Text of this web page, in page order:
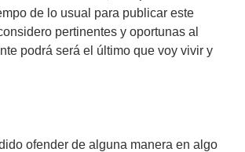
de lo usual para publicar este
pertinentes y oportunas al
podrá será el último que voy vivir y
ofender de alguna manera en algo